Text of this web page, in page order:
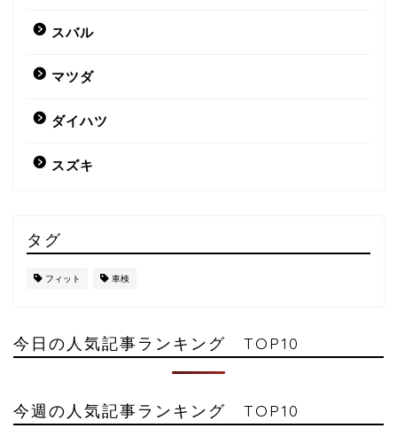
スバル
マツダ
ダイハツ
スズキ
タグ
フィット 車検
今日の人気記事ランキング TOP10
今週の人気記事ランキング TOP10